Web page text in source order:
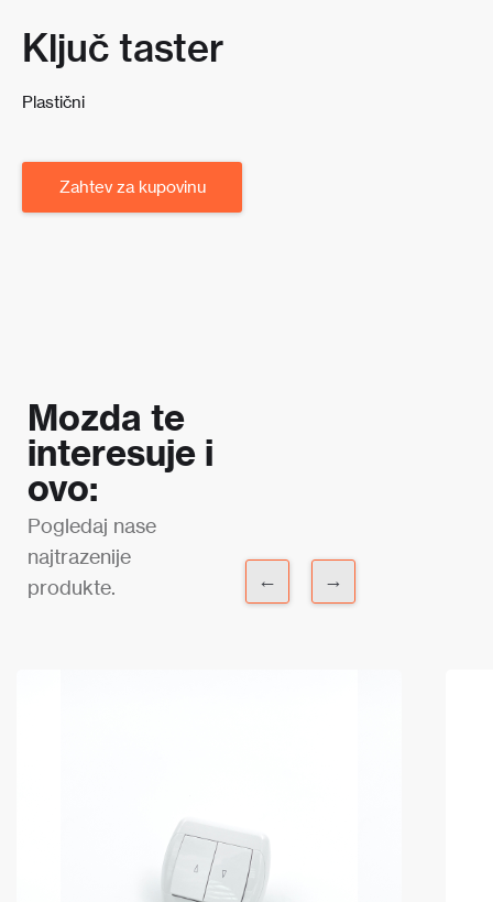
Ključ taster
Plastični
Zahtev za kupovinu
Mozda te
interesuje i
ovo:
Pogledaj nase
najtrazenije
produkte.
← →